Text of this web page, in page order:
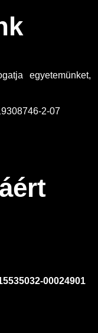
egyetemünket,
2-07
00024901